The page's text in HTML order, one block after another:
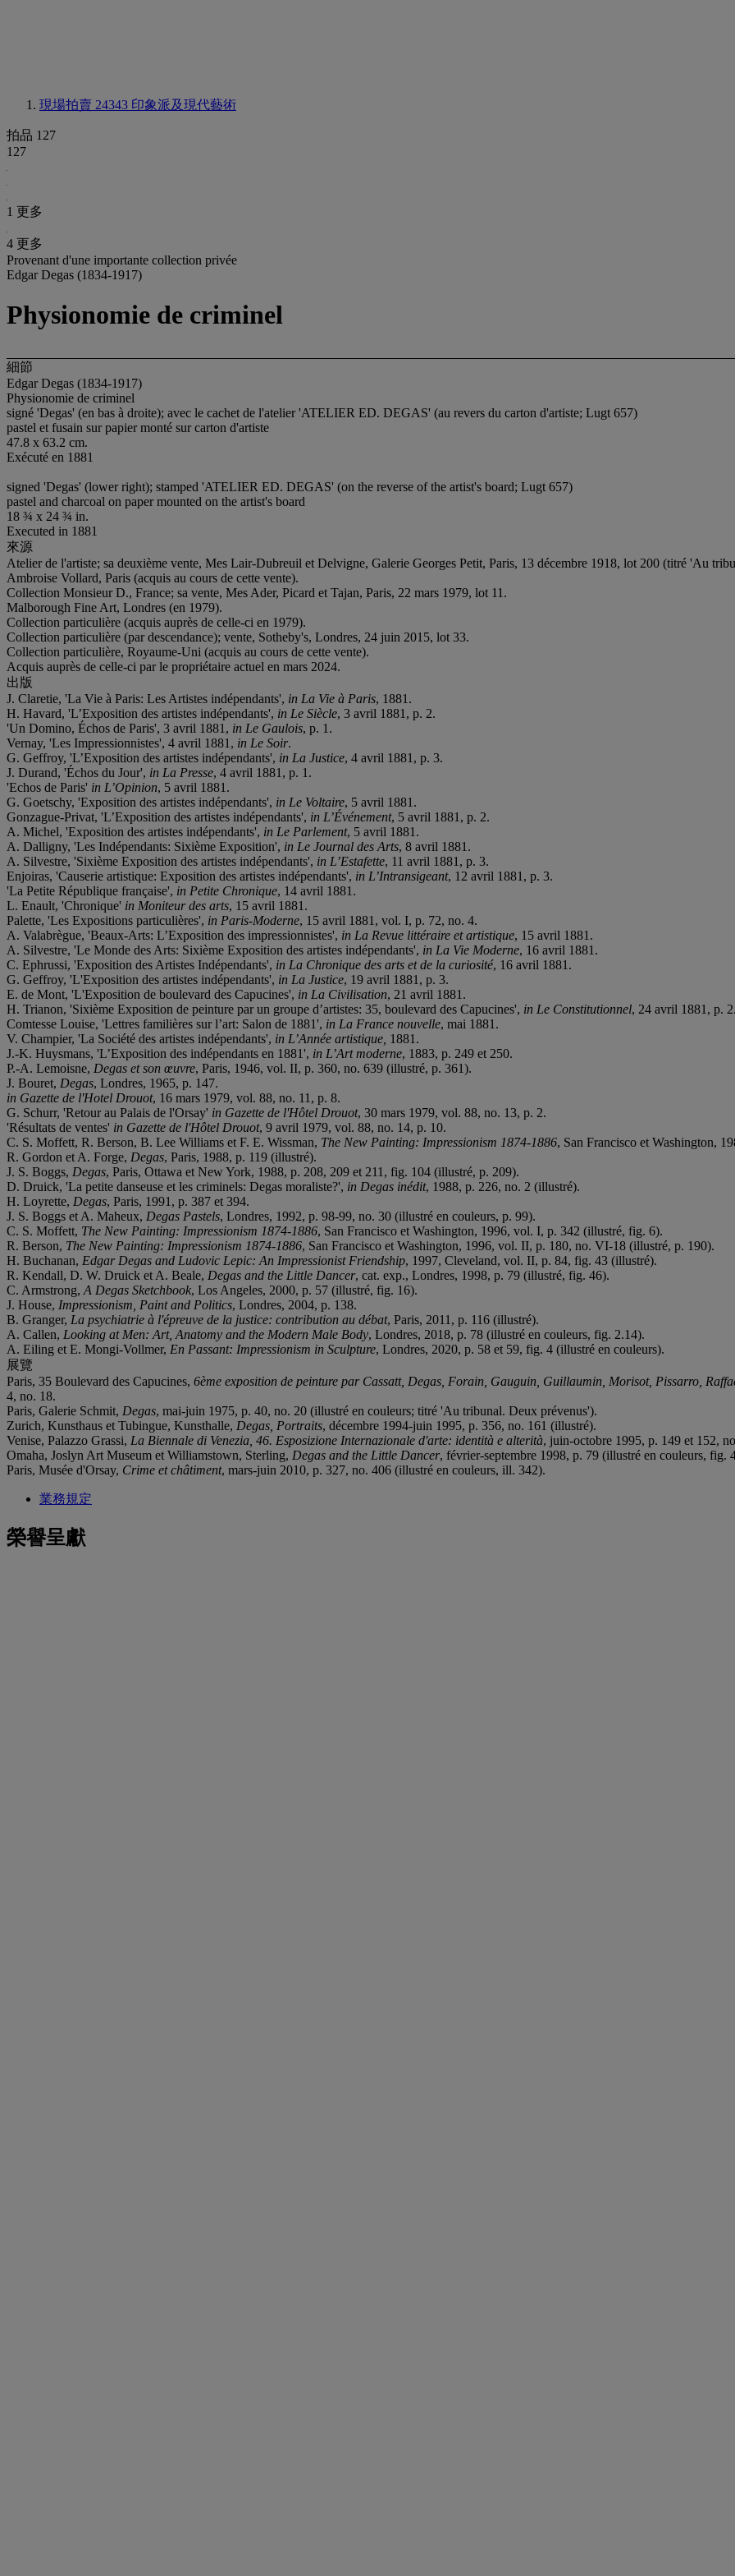
現場拍賣 24343 印象派及現代藝術
拍品 127
127
1 更多
4 更多
Provenant d'une importante collection privée
Edgar Degas (1834-1917)
Physionomie de criminel
細節
Edgar Degas (1834-1917)
Physionomie de criminel
signé 'Degas' (en bas à droite); avec le cachet de l'atelier 'ATELIER ED. DEGAS' (au revers du carton d'artiste; Lugt 657)
pastel et fusain sur papier monté sur carton d'artiste
47.8 x 63.2 cm.
Exécuté en 1881
signed 'Degas' (lower right); stamped 'ATELIER ED. DEGAS' (on the reverse of the artist's board; Lugt 657)
pastel and charcoal on paper mounted on the artist's board
18 ¾ x 24 ¾ in.
Executed in 1881
來源
Atelier de l'artiste; sa deuxième vente, Mes Lair-Dubreuil et Delvigne, Galerie Georges Petit, Paris, 13 décembre 1918, lot 200 (titré 'Au
Ambroise Vollard, Paris (acquis au cours de cette vente).
Collection Monsieur D., France; sa vente, Mes Ader, Picard et Tajan, Paris, 22 mars 1979, lot 11.
Malborough Fine Art, Londres (en 1979).
Collection particulière (acquis auprès de celle-ci en 1979).
Collection particulière (par descendance); vente, Sotheby's, Londres, 24 juin 2015, lot 33.
Collection particulière, Royaume-Uni (acquis au cours de cette vente).
Acquis auprès de celle-ci par le propriétaire actuel en mars 2024.
出版
J. Claretie, 'La Vie à Paris: Les Artistes indépendants', in La Vie à Paris, 1881.
H. Havard, 'L’Exposition des artistes indépendants', in Le Siècle, 3 avril 1881, p. 2.
'Un Domino, Échos de Paris', 3 avril 1881, in Le Gaulois, p. 1.
Vernay, 'Les Impressionnistes', 4 avril 1881, in Le Soir.
G. Geffroy, 'L’Exposition des artistes indépendants', in La Justice, 4 avril 1881, p. 3.
J. Durand, 'Échos du Jour', in La Presse, 4 avril 1881, p. 1.
'Echos de Paris' in L’Opinion, 5 avril 1881.
G. Goetschy, 'Exposition des artistes indépendants', in Le Voltaire, 5 avril 1881.
Gonzague-Privat, 'L’Exposition des artistes indépendants', in L’Événement, 5 avril 1881, p. 2.
A. Michel, 'Exposition des artistes indépendants', in Le Parlement, 5 avril 1881.
A. Dalligny, 'Les Indépendants: Sixième Exposition', in Le Journal des Arts, 8 avril 1881.
A. Silvestre, 'Sixième Exposition des artistes indépendants', in L’Estafette, 11 avril 1881, p. 3.
Enjoiras, 'Causerie artistique: Exposition des artistes indépendants', in L’Intransigeant, 12 avril 1881, p. 3.
'La Petite République française', in Petite Chronique, 14 avril 1881.
L. Enault, 'Chronique' in Moniteur des arts, 15 avril 1881.
Palette, 'Les Expositions particulières', in Paris-Moderne, 15 avril 1881, vol. I, p. 72, no. 4.
A. Valabrègue, 'Beaux-Arts: L’Exposition des impressionnistes', in La Revue littéraire et artistique, 15 avril 1881.
A. Silvestre, 'Le Monde des Arts: Sixième Exposition des artistes indépendants', in La Vie Moderne, 16 avril 1881.
C. Ephrussi, 'Exposition des Artistes Indépendants', in La Chronique des arts et de la curiosité, 16 avril 1881.
G. Geffroy, 'L'Exposition des artistes indépendants', in La Justice, 19 avril 1881, p. 3.
E. de Mont, 'L'Exposition de boulevard des Capucines', in La Civilisation, 21 avril 1881.
H. Trianon, 'Sixième Exposition de peinture par un groupe d’artistes: 35, boulevard des Capucines', in Le Constitutionnel, 24 avril 1881, p.
Comtesse Louise, 'Lettres familières sur l’art: Salon de 1881', in La France nouvelle, mai 1881.
V. Champier, 'La Société des artistes indépendants', in L’Année artistique, 1881.
J.-K. Huysmans, 'L’Exposition des indépendants en 1881', in L’Art moderne, 1883, p. 249 et 250.
P.-A. Lemoisne, Degas et son œuvre, Paris, 1946, vol. II, p. 360, no. 639 (illustré, p. 361).
J. Bouret, Degas, Londres, 1965, p. 147.
in Gazette de l'Hotel Drouot, 16 mars 1979, vol. 88, no. 11, p. 8.
G. Schurr, 'Retour au Palais de l'Orsay' in Gazette de l'Hôtel Drouot, 30 mars 1979, vol. 88, no. 13, p. 2.
'Résultats de ventes' in Gazette de l'Hôtel Drouot, 9 avril 1979, vol. 88, no. 14, p. 10.
C. S. Moffett, R. Berson, B. Lee Williams et F. E. Wissman, The New Painting: Impressionism 1874-1886, San Francisco et Washington,
R. Gordon et A. Forge, Degas, Paris, 1988, p. 119 (illustré).
J. S. Boggs, Degas, Paris, Ottawa et New York, 1988, p. 208, 209 et 211, fig. 104 (illustré, p. 209).
D. Druick, 'La petite danseuse et les criminels: Degas moraliste?', in Degas inédit, 1988, p. 226, no. 2 (illustré).
H. Loyrette, Degas, Paris, 1991, p. 387 et 394.
J. S. Boggs et A. Maheux, Degas Pastels, Londres, 1992, p. 98-99, no. 30 (illustré en couleurs, p. 99).
C. S. Moffett, The New Painting: Impressionism 1874-1886, San Francisco et Washington, 1996, vol. I, p. 342 (illustré, fig. 6).
R. Berson, The New Painting: Impressionism 1874-1886, San Francisco et Washington, 1996, vol. II, p. 180, no. VI-18 (illustré, p. 190).
H. Buchanan, Edgar Degas and Ludovic Lepic: An Impressionist Friendship, 1997, Cleveland, vol. II, p. 84, fig. 43 (illustré).
R. Kendall, D. W. Druick et A. Beale, Degas and the Little Dancer, cat. exp., Londres, 1998, p. 79 (illustré, fig. 46).
C. Armstrong, A Degas Sketchbook, Los Angeles, 2000, p. 57 (illustré, fig. 16).
J. House, Impressionism, Paint and Politics, Londres, 2004, p. 138.
B. Granger, La psychiatrie à l'épreuve de la justice: contribution au débat, Paris, 2011, p. 116 (illustré).
A. Callen, Looking at Men: Art, Anatomy and the Modern Male Body, Londres, 2018, p. 78 (illustré en couleurs, fig. 2.14).
A. Eiling et E. Mongi-Vollmer, En Passant: Impressionism in Sculpture, Londres, 2020, p. 58 et 59, fig. 4 (illustré en couleurs).
展覽
Paris, 35 Boulevard des Capucines, 6ème exposition de peinture par Cassatt, Degas, Forain, Gauguin, Guillaumin, Morisot, Pissarro,
4, no. 18.
Paris, Galerie Schmit, Degas, mai-juin 1975, p. 40, no. 20 (illustré en couleurs; titré 'Au tribunal. Deux prévenus').
Zurich, Kunsthaus et Tubingue, Kunsthalle, Degas, Portraits, décembre 1994-juin 1995, p. 356, no. 161 (illustré).
Venise, Palazzo Grassi, La Biennale di Venezia, 46. Esposizione Internazionale d'arte: identità e alterità, juin-octobre 1995, p. 149 et 152,
Omaha, Joslyn Art Museum et Williamstown, Sterling, Degas and the Little Dancer, février-septembre 1998, p. 79 (illustré en couleurs, fig.
Paris, Musée d'Orsay, Crime et châtiment, mars-juin 2010, p. 327, no. 406 (illustré en couleurs, ill. 342).
業務規定
榮譽呈獻